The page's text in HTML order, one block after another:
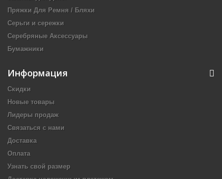
Пряжки Для Ремня / Бляхи
Серьги и сережки
Серебряные Аксессуары
Бумажники
Информация
Скидки
Новые товары
Лидеры продаж
Связаться с нами
Доставка
Оплата
Узнать свой размер